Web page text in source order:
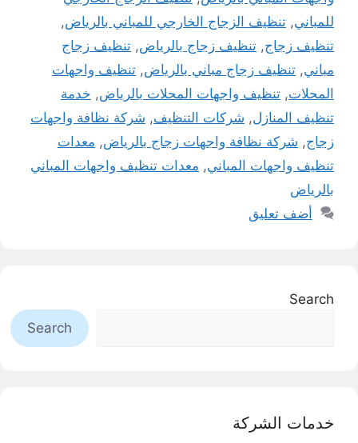
للمباني, تنظيف الزجاج الخارجي للمباني بالرياض,
تنظيف زجاج, تنظيف زجاج بالرياض, تنظيف زجاج
مباني, تنظيف زجاج مباني بالرياض, تنظيف واجهات
المحلات, تنظيف واجهات المحلات بالرياض, خدمة
تنظيف المنازل, شركات التنظيف, شركة نظافة واجهات
زجاج, شركة نظافة واجهات زجاج بالرياض, معدات
تنظيف واجهات المباني, معدات تنظيف واجهات المباني
بالرياض
أضف تعليق
Search
Search
خدمات الشركة